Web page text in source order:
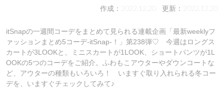
作成：2022.12.20 更新：2022.12.20
itSnapの一週間コーデをまとめて見られる連載企画「最新weeklyフ
ァッションまとめ5コーデ-itSnap-！」第238弾♡ 今週はロングス
カートが3LOOKと、ミニスカートが1LOOK、ショートパンツが1L
OOKの5つのコーデをご紹介。ふわもこアウターやダウンコートな
ど、アウターの種類もいろいろ！ いますぐ取り入れられる冬コー
デを、いますぐチェックしてみて♪